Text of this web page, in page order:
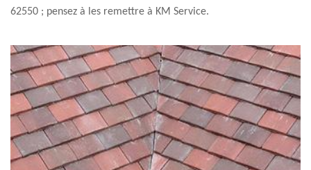
62550 ; pensez à les remettre à KM Service.